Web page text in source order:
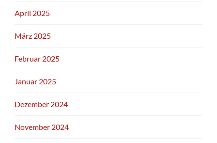
April 2025
März 2025
Februar 2025
Januar 2025
Dezember 2024
November 2024